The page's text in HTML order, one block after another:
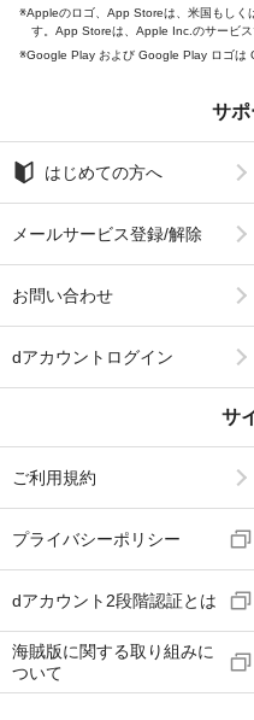
Appleのロゴ、App Storeは、米国もしく
す。App Storeは、Apple Inc.のサービス
Google Play および Google Play ロゴは
サポ
はじめての方へ
メールサービス登録/解除
お問い合わせ
dアカウントログイン
サ
ご利用規約
プライバシーポリシー
dアカウント2段階認証とは
海賊版に関する取り組みに
ついて